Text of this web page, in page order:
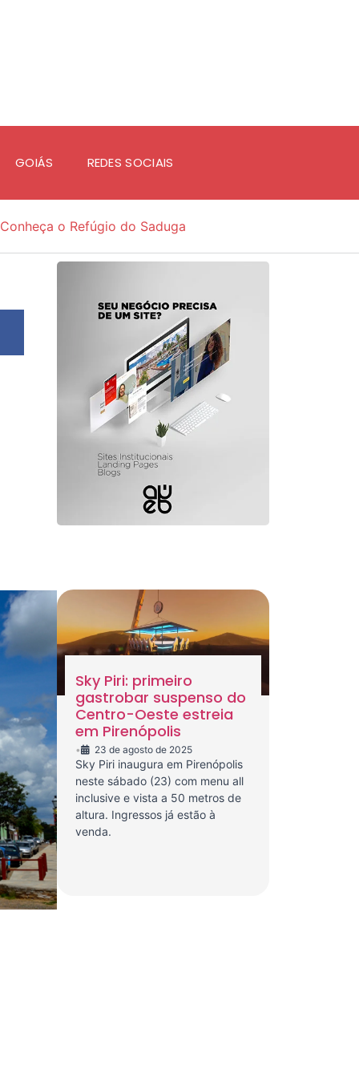
GOIÁS REDES SOCIAIS
Conheça o Refúgio do Saduga
Sky Piri: primeiro
gastrobar suspenso do
Centro-Oeste estreia
em Pirenópolis
• 23 de agosto de 2025
Sky Piri inaugura em Pirenópolis
neste sábado (23) com menu all
inclusive e vista a 50 metros de
altura. Ingressos já estão à
venda.